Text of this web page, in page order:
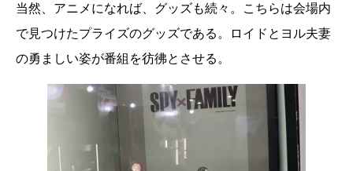
当然、アニメになれば、グッズも続々。こちらは会場内
で見つけたプライズのグッズである。ロイドとヨル夫妻
の勇ましい姿が番組を彷彿とさせる。